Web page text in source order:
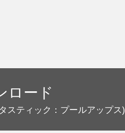
ロード
スティック：プールアップス)